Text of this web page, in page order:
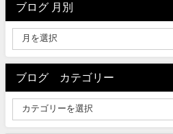
ブログ 月別
ブログ カテゴリー